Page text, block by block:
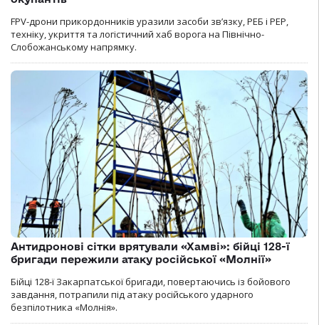
FPV-дрони прикордонників уразили засоби зв’язку, РЕБ і РЕР,
техніку, укриття та логістичний хаб ворога на Північно-
Слобожанському напрямку.
Антидронові сітки врятували «Хамві»: бійці 128-ї
бригади пережили атаку російської «Молнії»
Бійці 128-ї Закарпатської бригади, повертаючись із бойового
завдання, потрапили під атаку російського ударного
безпілотника «Молнія».